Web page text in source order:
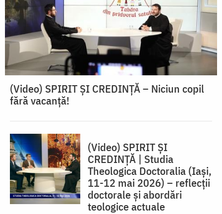
(Video) SPIRIT ŞI CREDINŢĂ – Niciun copil
fără vacanţă!
(Video) SPIRIT ȘI
CREDINȚĂ | Studia
Theologica Doctoralia (Iaşi,
11-12 mai 2026) – reflecţii
doctorale şi abordări
teologice actuale